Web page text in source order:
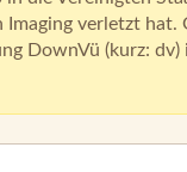
verletzt hat.
DownVü (kurz: dv)